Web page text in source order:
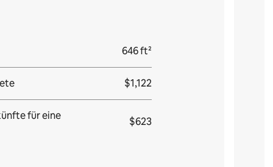
646 ft²
$1,122
für eine
$623